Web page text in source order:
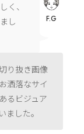
く、
し
F.G
り抜き画像
洒落なサイ
るビジュア
した。